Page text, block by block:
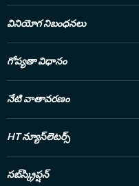
వినియోగ నిబంధనలు
గోప్యతా విధానం
నేటి వాతావరణం
HT న్యూస్‌లెటర్స్
సబ్‌స్క్రిప్షన్